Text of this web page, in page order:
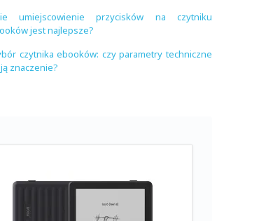
umiejscowienie przycisków na czytniku
jest najlepsze?
czytnika ebooków: czy parametry techniczne
znaczenie?